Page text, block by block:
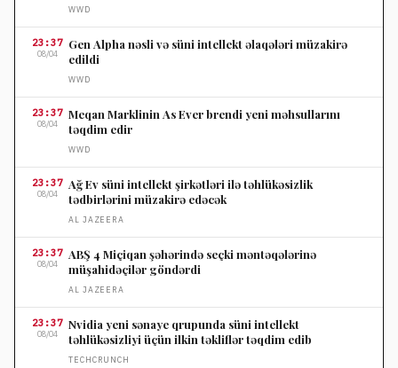
WWD
23:37
08/04
Gen Alpha nəsli və süni intellekt əlaqələri müzakirə
edildi
WWD
23:37
08/04
Meqan Marklinin As Ever brendi yeni məhsullarını
təqdim edir
WWD
23:37
08/04
Ağ Ev süni intellekt şirkətləri ilə təhlükəsizlik
tədbirlərini müzakirə edəcək
AL JAZEERA
23:37
08/04
ABŞ 4 Miçiqan şəhərində seçki məntəqələrinə
müşahidəçilər göndərdi
AL JAZEERA
23:37
08/04
Nvidia yeni sənaye qrupunda süni intellekt
təhlükəsizliyi üçün ilkin təkliflər təqdim edib
TECHCRUNCH